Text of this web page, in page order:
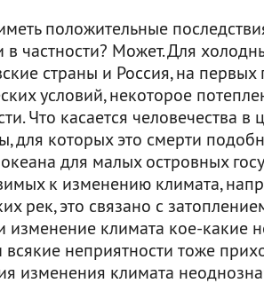
положительные
в частности? Может. Для
страны и Россия, на
условий, некоторое
Что касается человечества в
для которых это смерти
для малых островных
к изменению климата,
рек, это связано с
изменение климата кое-какие
неприятности тоже
изменения климата